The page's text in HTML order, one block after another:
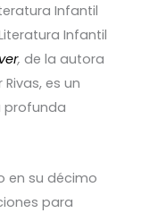
Infantil
Infantil
, de la autora
es un
profunda
en su décimo
para